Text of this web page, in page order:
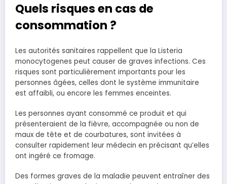
Quels risques en cas de
consommation ?
Les autorités sanitaires rappellent que la Listeria
monocytogenes peut causer de graves infections. Ces
risques sont particulièrement importants pour les
personnes âgées, celles dont le système immunitaire
est affaibli, ou encore les femmes enceintes.
Les personnes ayant consommé ce produit et qui
présenteraient de la fièvre, accompagnée ou non de
maux de tête et de courbatures, sont invitées à
consulter rapidement leur médecin en précisant qu’elles
ont ingéré ce fromage.
Des formes graves de la maladie peuvent entraîner des